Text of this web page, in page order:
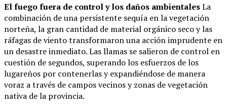
El fuego fuera de control y los daños ambientalesLa
combinación de una persistente sequía en la vegetación
norteña, la gran cantidad de material orgánico seco y las
ráfagas de viento transformaron una acción imprudente en
un desastre inmediato. Las llamas se salieron de control en
cuestión de segundos, superando los esfuerzos de los
lugareños por contenerlas y expandiéndose de manera
voraz a través de campos vecinos y zonas de vegetación
nativa de la provincia.